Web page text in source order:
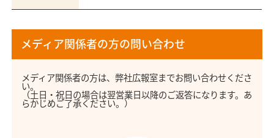
メディア関係者の方の問い合わせ
メディア関係者の方は、弊社広報室までお問い合わせくださ
い。
（土日・祝日の場合は翌営業日以降のご返答になります。あ
らかじめご了承ください。）